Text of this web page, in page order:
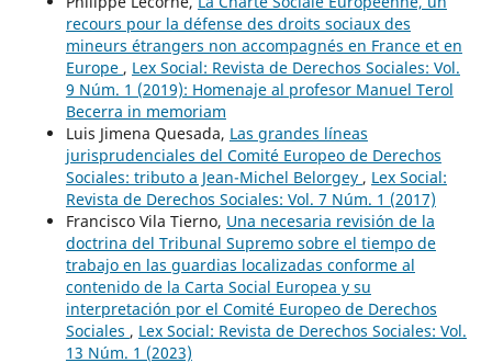
recours pour la défense des droits sociaux des
mineurs étrangers non accompagnés en France et en
Europe , Lex Social: Revista de Derechos Sociales: Vol.
9 Núm. 1 (2019): Homenaje al profesor Manuel Terol
Becerra in memoriam
Luis Jimena Quesada, Las grandes líneas
jurisprudenciales del Comité Europeo de Derechos
Sociales: tributo a Jean-Michel Belorgey , Lex Social:
Revista de Derechos Sociales: Vol. 7 Núm. 1 (2017)
Francisco Vila Tierno, Una necesaria revisión de la
doctrina del Tribunal Supremo sobre el tiempo de
trabajo en las guardias localizadas conforme al
contenido de la Carta Social Europea y su
interpretación por el Comité Europeo de Derechos
Sociales , Lex Social: Revista de Derechos Sociales: Vol.
13 Núm. 1 (2023)